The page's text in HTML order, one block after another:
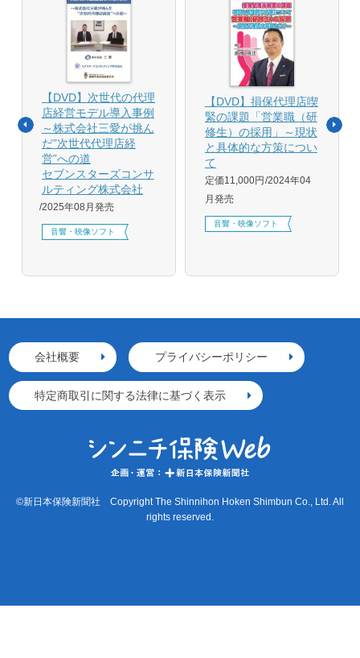
【DVD】次世代の代理
店経営モデル導入事例
～株式会社三愛が挑ん
だ”次世代代理店経
営”への道
セブンスターズコンサ
ルティング株式会社
2025年08月発売
音響・映像ソフト
【DVD】損保代理店喫
緊の課題「営業職（研
修生）の採用」～現状
と具体的な方策につい
て
定価11,000円 2024年04
月発売
音響・映像ソフト
会社概要 プライバシーポリシー
特定商取引に関する法律に基づく表示
©新日本保険新聞社 Copyright The Shinnihon Hoken Shimbun Co., Ltd. All
rights reserved.